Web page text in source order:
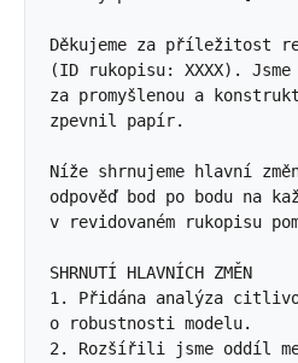
Děkujeme za příležitost
(ID rukopisu: XXXX).
za promyšlenou a
zpevnil papír.
Níže shrnujeme hlavní
odpověď bod po bodu na
v revidovaném rukopisu
SHRNUTÍ HLAVNÍCH ZMĚN
1. Přidána analýza
o robustnosti modelu.
2. Rozšířili jsme oddíl